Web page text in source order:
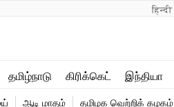
हिन्दी
தமிழ்நாடு கிரிக்கெட் இந்தியா
விளையாட்டு
ஆடி மாதம் தமிழக வெற்றிக் கழகம்